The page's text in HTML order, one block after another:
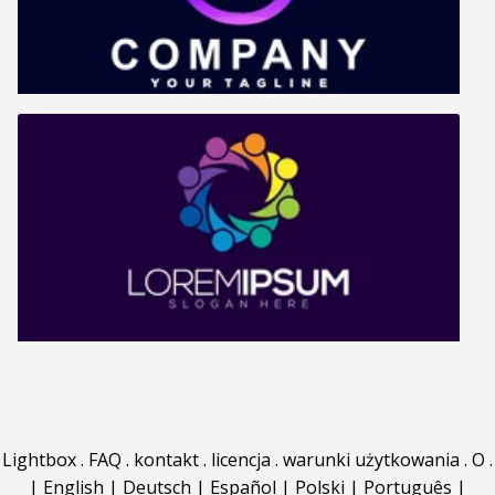
Lightbox. FAQ . kontakt. licencja . warunki użytkowania . O .
| English | Deutsch | Español | Polski | Português |